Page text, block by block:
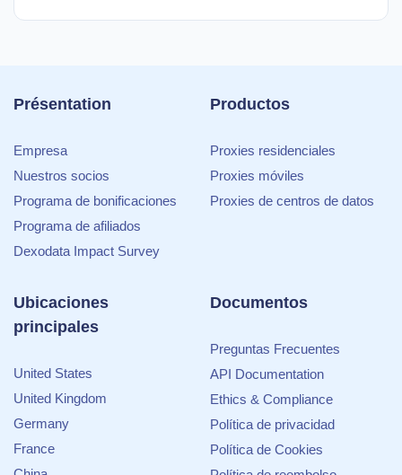
Présentation
Empresa
Nuestros socios
Programa de bonificaciones
Programa de afiliados
Dexodata Impact Survey
Productos
Proxies residenciales
Proxies móviles
Proxies de centros de datos
Ubicaciones
principales
United States
United Kingdom
Germany
France
Documentos
Preguntas Frecuentes
API Documentation
Ethics & Compliance
Política de privacidad
Política de Cookies